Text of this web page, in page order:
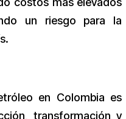
un riesgo para la
en Colombia es
transformación y